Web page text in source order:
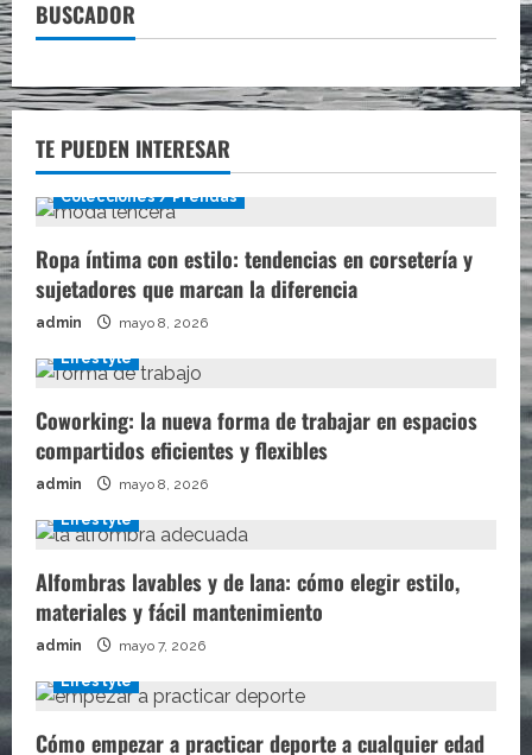
un
BUSCADOR
TE PUEDEN INTERESAR
Colecciones / Prendas
Ropa íntima con estilo: tendencias en corsetería y
sujetadores que marcan la diferencia
admin mayo 8, 2026
Lifestyle
Coworking: la nueva forma de trabajar en espacios
compartidos eficientes y flexibles
admin mayo 8, 2026
Lifestyle
Alfombras lavables y de lana: cómo elegir estilo,
materiales y fácil mantenimiento
admin mayo 7, 2026
Lifestyle
Cómo empezar a practicar deporte a cualquier edad